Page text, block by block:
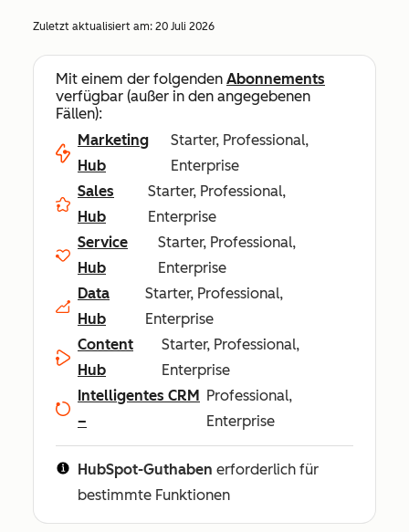
Zuletzt aktualisiert am: 20 Juli 2026
Mit einem der folgenden Abonnements
verfügbar (außer in den angegebenen
Fällen):
Marketing
Hub
Starter, Professional,
Enterprise
Sales
Hub
Starter, Professional,
Enterprise
Service
Hub
Starter, Professional,
Enterprise
Data
Hub
Starter, Professional,
Enterprise
Content
Hub
Starter, Professional,
Enterprise
Intelligentes CRM
–
Professional,
Enterprise
HubSpot-Guthaben erforderlich für
bestimmte Funktionen